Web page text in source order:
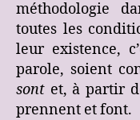
méthodologie
toutes les
leur existence,
parole, soient
sont et, à partir
prennent et font.